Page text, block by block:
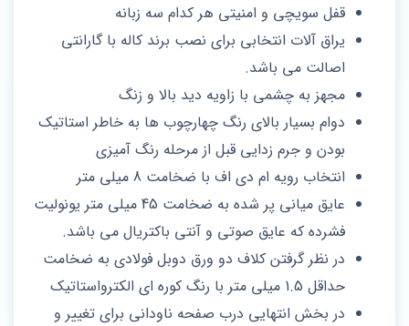
قفل سویچی و امنیتی هر کدام سه زبانه
یراق‌ آلات انتخابی برای نصب برند کاله با گارانتی
اصالت می باشد.
مجهز به چشمی با زاویه دید بالا و زنگ
دوام بسیار بالای رنگ چهارچوب‌ ها به خاطر استاتیک
بودن و جرم زدایی قبل از مرحله رنگ‌ آمیزی
انتخاب رویه ام دی اف با ضخامت 8 میلی متر
عایق میانی پر شده به ضخامت 45 میلی متر یونولیت
فشرده كه عایق صوتی و آنتی باکتریال می باشد.
در نظر گرفتن کلاف دو ورق دوبل فولادی به ضخامت
حداقل 1.5 میلی متر با رنگ کوره ای الکترواستاتیک
در بخش انتهایی درب صفحه ناودانی برای تغییر و